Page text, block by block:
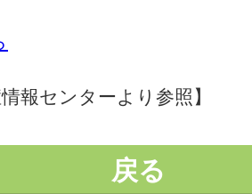
報センターより参照】
戻る